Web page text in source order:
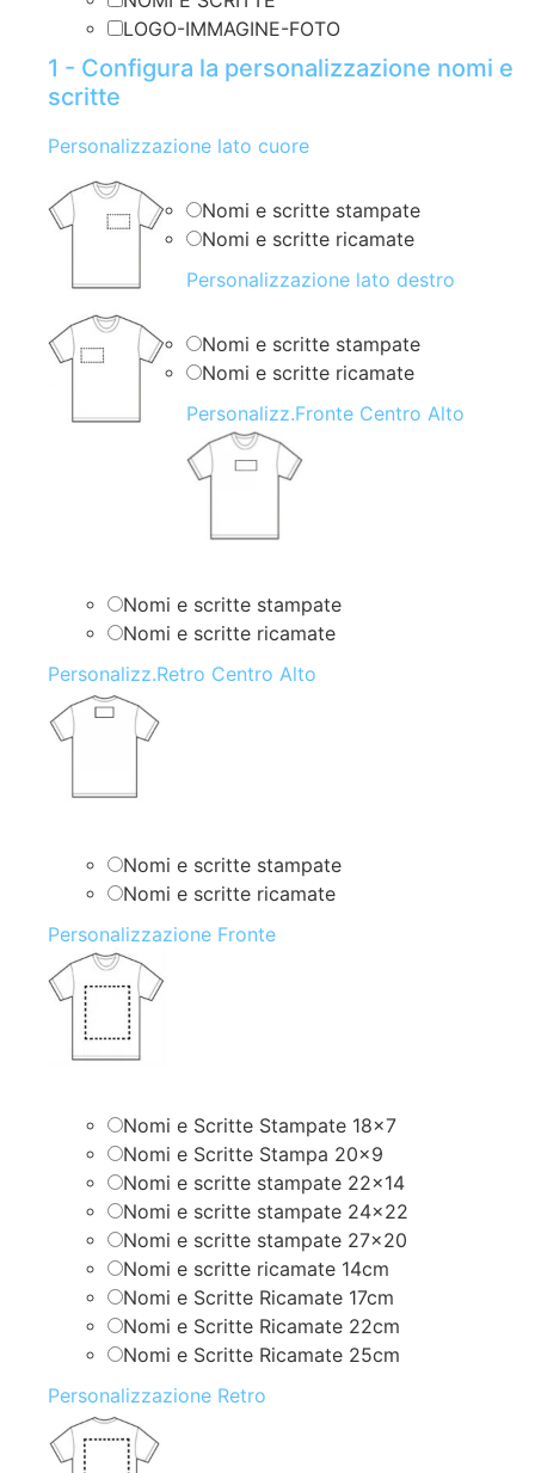
LOGO-IMMAGINE-FOTO
1 - Configura la personalizzazione nomi e
scritte
Personalizzazione lato cuore
Nomi e scritte stampate
Nomi e scritte ricamate
Personalizzazione lato destro
Nomi e scritte stampate
Nomi e scritte ricamate
Personalizz.Fronte Centro Alto
Nomi e scritte stampate
Nomi e scritte ricamate
Personalizz.Retro Centro Alto
Nomi e scritte stampate
Nomi e scritte ricamate
Personalizzazione Fronte
Nomi e Scritte Stampate 18×7
Nomi e Scritte Stampa 20×9
Nomi e scritte stampate 22×14
Nomi e scritte stampate 24×22
Nomi e scritte stampate 27×20
Nomi e scritte ricamate 14cm
Nomi e Scritte Ricamate 17cm
Nomi e Scritte Ricamate 22cm
Nomi e Scritte Ricamate 25cm
Personalizzazione Retro